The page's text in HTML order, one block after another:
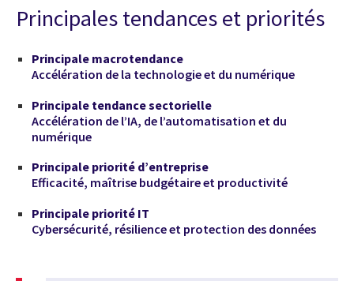
Principales tendances et priorités
Principale macrotendance
Accélération de la technologie et du numérique
Principale tendance sectorielle
Accélération de l’IA, de l’automatisation et du
numérique
Principale priorité d’entreprise
Efficacité, maîtrise budgétaire et productivité
Principale priorité IT
Cybersécurité, résilience et protection des données